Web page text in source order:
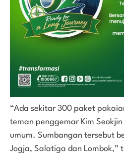
“Ada sekitar 300 paket
teman penggemar Kim
umum. Sumbangan tersebut
Jogja, Salatiga dan Lombok,”